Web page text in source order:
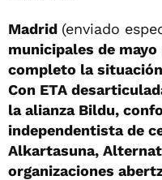
Madrid (enviado
municipales de
completo la
Con ETA
la alianza Bildu,
independentista de
Alkartasuna,
organizaciones